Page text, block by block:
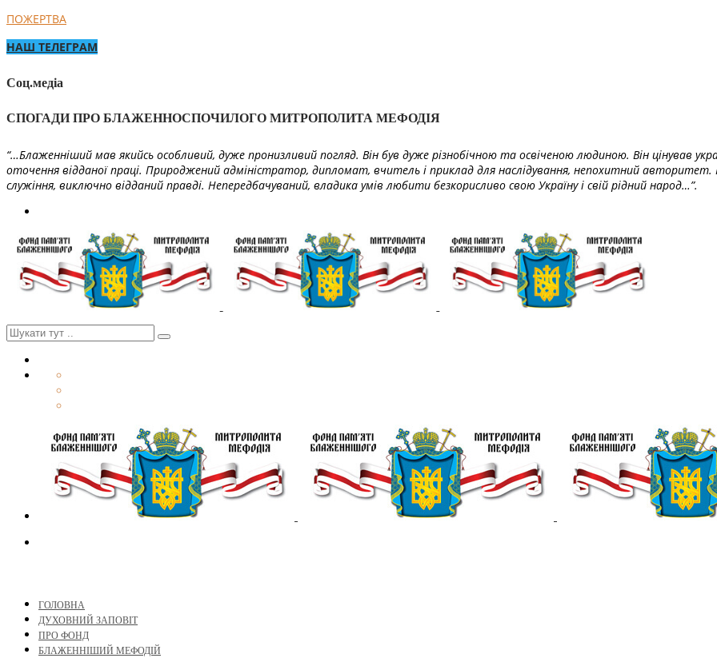
ПОЖЕРТВА
НАШ ТЕЛЕГРАМ
Соц.медіа
СПОГАДИ ПРО БЛАЖЕННОСПОЧИЛОГО МИТРОПОЛИТА МЕФОДІЯ
“…Блаженніший мав якийсь особливий, дуже пронизливий погляд. Він був дуже різнобічною та освіченою людиною. Він цінував
оточення відданої праці. Природжений адміністратор, дипломат, вчитель і приклад для наслідування, непохитний
служіння, виключно відданий правді. Непередбачуваний, владика умів любити безкорисливо свою Україну і свій рідний народ…”.
ГОЛОВНА
ДУХОВНИЙ ЗАПОВІТ
ПРО ФОНД
БЛАЖЕННІШИЙ МЕФОДІЙ